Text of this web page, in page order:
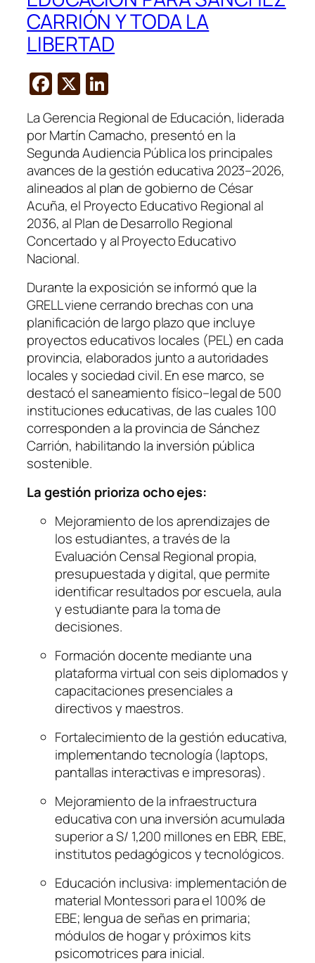
CARRIÓN Y TODA LA
LIBERTAD
F
c
e
b
o
o
k
X
k
e
dI
n
La Gerencia Regional de Educación, liderada
por Martín Camacho, presentó en la
Segunda Audiencia Pública los principales
avances de la gestión educativa 2023–2026,
alineados al plan de gobierno de César
Acuña, el Proyecto Educativo Regional al
2036, al Plan de Desarrollo Regional
Concertado y al Proyecto Educativo
Nacional.
Durante la exposición se informó que la
GRELL viene cerrando brechas con una
planificación de largo plazo que incluye
proyectos educativos locales (PEL) en cada
provincia, elaborados junto a autoridades
locales y sociedad civil. En ese marco, se
destacó el saneamiento físico–legal de 500
instituciones educativas, de las cuales 100
corresponden a la provincia de Sánchez
Carrión, habilitando la inversión pública
sostenible.
La gestión prioriza ocho ejes:
Mejoramiento de los aprendizajes de
los estudiantes, a través de la
Evaluación Censal Regional propia,
presupuestada y digital, que permite
identificar resultados por escuela, aula
y estudiante para la toma de
decisiones.
Formación docente mediante una
plataforma virtual con seis diplomados y
capacitaciones presenciales a
directivos y maestros.
Fortalecimiento de la gestión educativa,
implementando tecnología (laptops,
pantallas interactivas e impresoras).
Mejoramiento de la infraestructura
educativa con una inversión acumulada
superior a S/ 1,200 millones en EBR, EBE,
institutos pedagógicos y tecnológicos.
Educación inclusiva: implementación de
material Montessori para el 100% de
EBE; lengua de señas en primaria;
módulos de hogar y próximos kits
psicomotrices para inicial.